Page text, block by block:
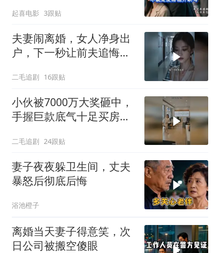
起喜电影 3跟贴
夫妻闹离婚，女人净身出
户，下一秒让前夫追悔莫
二毛追剧 16跟贴
小伙被7000万大奖砸中，
手握巨款底气十足买房不
二毛追剧 24跟贴
妻子夜夜躲卫生间，丈夫
暴怒后彻底后悔
浴池橙子
离婚当天妻子得意笑，次
日公司被搬空傻眼